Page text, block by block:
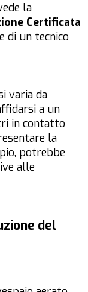
la
Certificata
di un tecnico
varia da
a un
in contatto
la
potrebbe
alle
del